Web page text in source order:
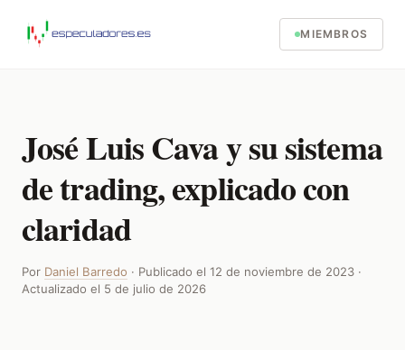
MIEMBROS
José Luis Cava y su sistema
de trading, explicado con
claridad
Por Daniel Barredo · Publicado el 12 de noviembre de 2023 ·
Actualizado el 5 de julio de 2026